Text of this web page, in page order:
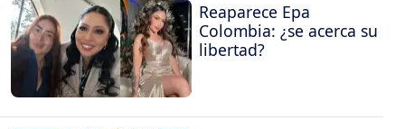
Reaparece Epa
Colombia: ¿se acerca su
libertad?